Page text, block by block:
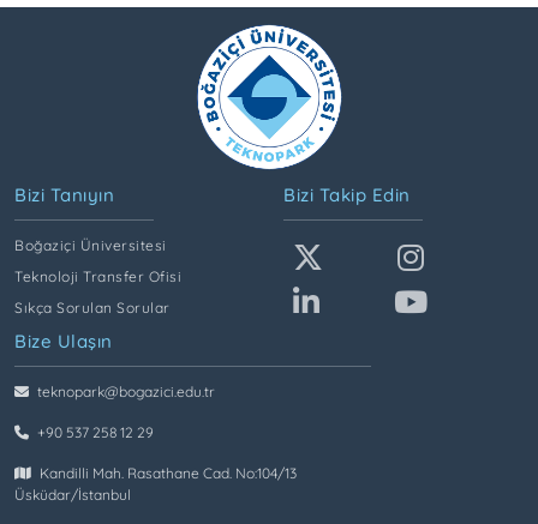
Bizi Tanıyın
Boğaziçi Üniversitesi
Teknoloji Transfer Ofisi
Sıkça Sorulan Sorular
Bizi Takip Edin
Bize Ulaşın
teknopark@bogazici.edu.tr
+90 537 258 12 29
Kandilli Mah. Rasathane Cad. No:104/13
Üsküdar/İstanbul